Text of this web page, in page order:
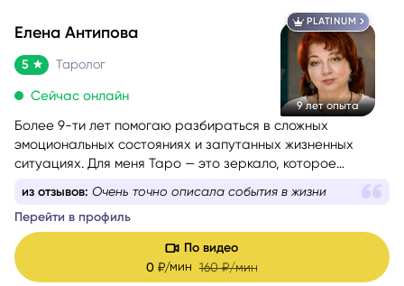
PLATINUM
9 лет опыта
Елена Антипова
5 Таролог
Сейчас онлайн
Более 9-ти лет помогаю разбираться в сложных
эмоциональных состояниях и запутанных жизненных
ситуациях. Для меня Таро — это зеркало, которое
отражает ваш внутренний мир и помогает найти ответы и
уверенность в своих решениях.
из отзывов: Очень точно описала события в жизни
Перейти в профиль
По видео
0 ₽/мин160 ₽/мин